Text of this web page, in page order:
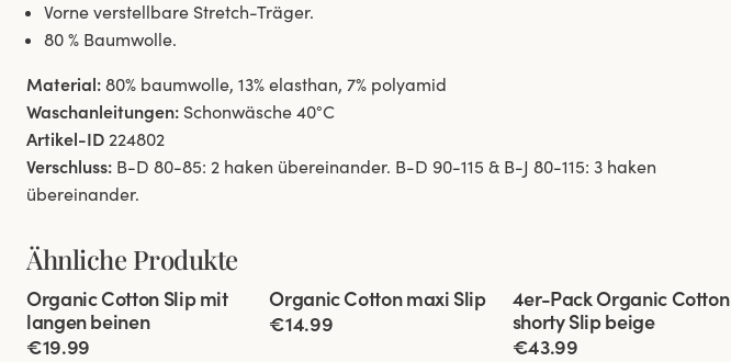
Vorne verstellbare Stretch-Träger.
80 % Baumwolle.
Material: 80% baumwolle, 13% elasthan, 7% polyamid
Waschanleitungen: Schonwäsche 40°C
Artikel-ID 224802
Verschluss: B-D 80-85: 2 haken übereinander. B-D 90-115 & B-J 80-115: 3 haken
übereinander.
Ähnliche Produkte
Viewing image 1 of 3
4 für 3
Organic Cotton Slip mit
langen beinen
€19.99
Viewing image 1 of 3
4 für 3
Organic Cotton maxi Slip
€14.99
Viewing image 1 of 3
4er-Pack Organic Cotton
shorty Slip beige
€43.99